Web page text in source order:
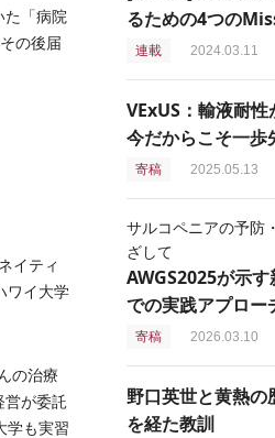
た「病院
の後届
イティ
ワイ大学
の治療
営が委託
学も実習
るための4つの
連載 2024.03.11
VExUS：輸液耐
今だからこそ一歩
寄稿 2025.05.13
サルコペニアの予防
ざして
AWGS2025が示
での実践アプロー
寄稿 2026.03.10
野口英世と黄熱の
を経た教訓